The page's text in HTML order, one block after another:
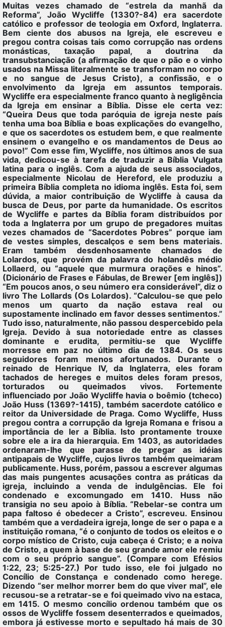
Muitas vezes chamado de “estrela da manhã da
Reforma”, João Wycliffe (1330?-84) era sacerdote
católico e professor de teologia em Oxford, Inglaterra.
Bem ciente dos abusos na Igreja, ele escreveu e
pregou contra coisas tais como corrupção nas ordens
monásticas, taxação papal, a doutrina da
transubstanciação (a afirmação de que o pão e o vinho
usados na Missa literalmente se transformam no corpo
e no sangue de Jesus Cristo), a confissão, e o
envolvimento da Igreja em assuntos temporais.
Wycliffe era especialmente franco quanto à negligência
da Igreja em ensinar a Bíblia. Disse ele certa vez:
“Queira Deus que toda paróquia de igreja neste país
tenha uma boa Bíblia e boas explicações do evangelho,
e que os sacerdotes os estudem bem, e que realmente
ensinem o evangelho e os mandamentos de Deus ao
povo!” Com esse fim, Wycliffe, nos últimos anos de sua
vida, dedicou-se à tarefa de traduzir a Bíblia Vulgata
latina para o inglês. Com a ajuda de seus associados,
especialmente Nicolau de Hereford, ele produziu a
primeira Bíblia completa no idioma inglês. Esta foi, sem
dúvida, a maior contribuição de Wycliffe à causa da
busca de Deus, por parte da humanidade. Os escritos
de Wycliffe e partes da Bíblia foram distribuídos por
toda a Inglaterra por um grupo de pregadores muitas
vezes chamados de “Sacerdotes Pobres” porque iam
de vestes simples, descalços e sem bens materiais.
Eram também desdenhosamente chamados de
Lolardos, que provém da palavra do holandês médio
Lollaerd, ou “aquele que murmura orações e hinos”.
(Dicionário de Frases e Fábulas, de Brewer [em inglês])
“Em poucos anos, o seu número era considerável”, diz o
livro The Lollards (Os Lolardos). “Calculou-se que pelo
menos um quarto da nação estava real ou
supostamente inclinado em favor desses sentimentos.”
Tudo isso, naturalmente, não passou despercebido pela
Igreja. Devido à sua notoriedade entre as classes
dominante e erudita, permitiu-se que Wycliffe
morresse em paz no último dia de 1384. Os seus
seguidores foram menos afortunados. Durante o
reinado de Henrique IV, da Inglaterra, eles foram
tachados de hereges e muitos deles foram presos,
torturados ou queimados vivos. Fortemente
influenciado por João Wycliffe havia o boêmio (tcheco)
João Huss (1369?-1415), também sacerdote católico e
reitor da Universidade de Praga. Como Wycliffe, Huss
pregou contra a corrupção da Igreja Romana e frisou a
importância de ler a Bíblia. Isto prontamente trouxe
sobre ele a ira da hierarquia. Em 1403, as autoridades
ordenaram-lhe que parasse de pregar as idéias
antipapais de Wycliffe, cujos livros também queimaram
publicamente. Huss, porém, passou a escrever algumas
das mais pungentes acusações contra as práticas da
igreja, incluindo a venda de indulgências. Ele foi
condenado e excomungado em 1410. Huss não
transigia no seu apoio à Bíblia. “Rebelar-se contra um
papa faltoso é obedecer a Cristo”, escreveu. Ensinou
também que a verdadeira igreja, longe de ser o papa e a
instituição romana, “é o conjunto de todos os eleitos e o
corpo místico de Cristo, cuja cabeça é Cristo; e a noiva
de Cristo, a quem à base de seu grande amor ele remiu
com o seu próprio sangue”. (Compare com Efésios
1:22, 23; 5:25-27.) Por tudo isso, ele foi julgado no
Concílio de Constança e condenado como herege.
Dizendo “ser melhor morrer bem do que viver mal”, ele
recusou-se a retratar-se e foi queimado vivo na estaca,
em 1415. O mesmo concílio ordenou também que os
ossos de Wycliffe fossem desenterrados e queimados,
embora já estivesse morto e sepultado há mais de 30